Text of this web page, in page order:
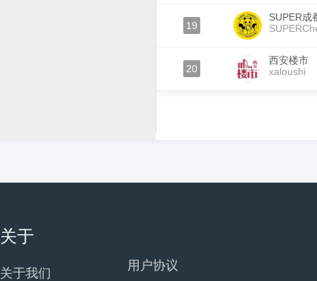
19
SUPER成
20
西安楼市
xaloushi
关于
关于我们
用户协议